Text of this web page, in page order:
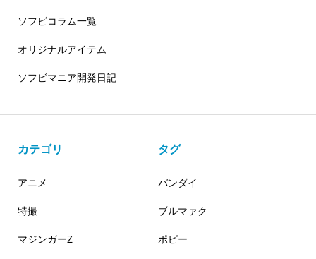
ソフビコラム一覧
オリジナルアイテム
ソフビマニア開発日記
カテゴリ
アニメ
特撮
マジンガーZ
タグ
バンダイ
ブルマァク
ポピー